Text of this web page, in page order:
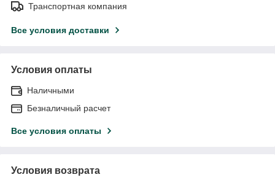
Транспортная компания
Все условия доставки
Условия оплаты
Наличными
Безналичный расчет
Все условия оплаты
Условия возврата